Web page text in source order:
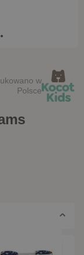
w
Polsce